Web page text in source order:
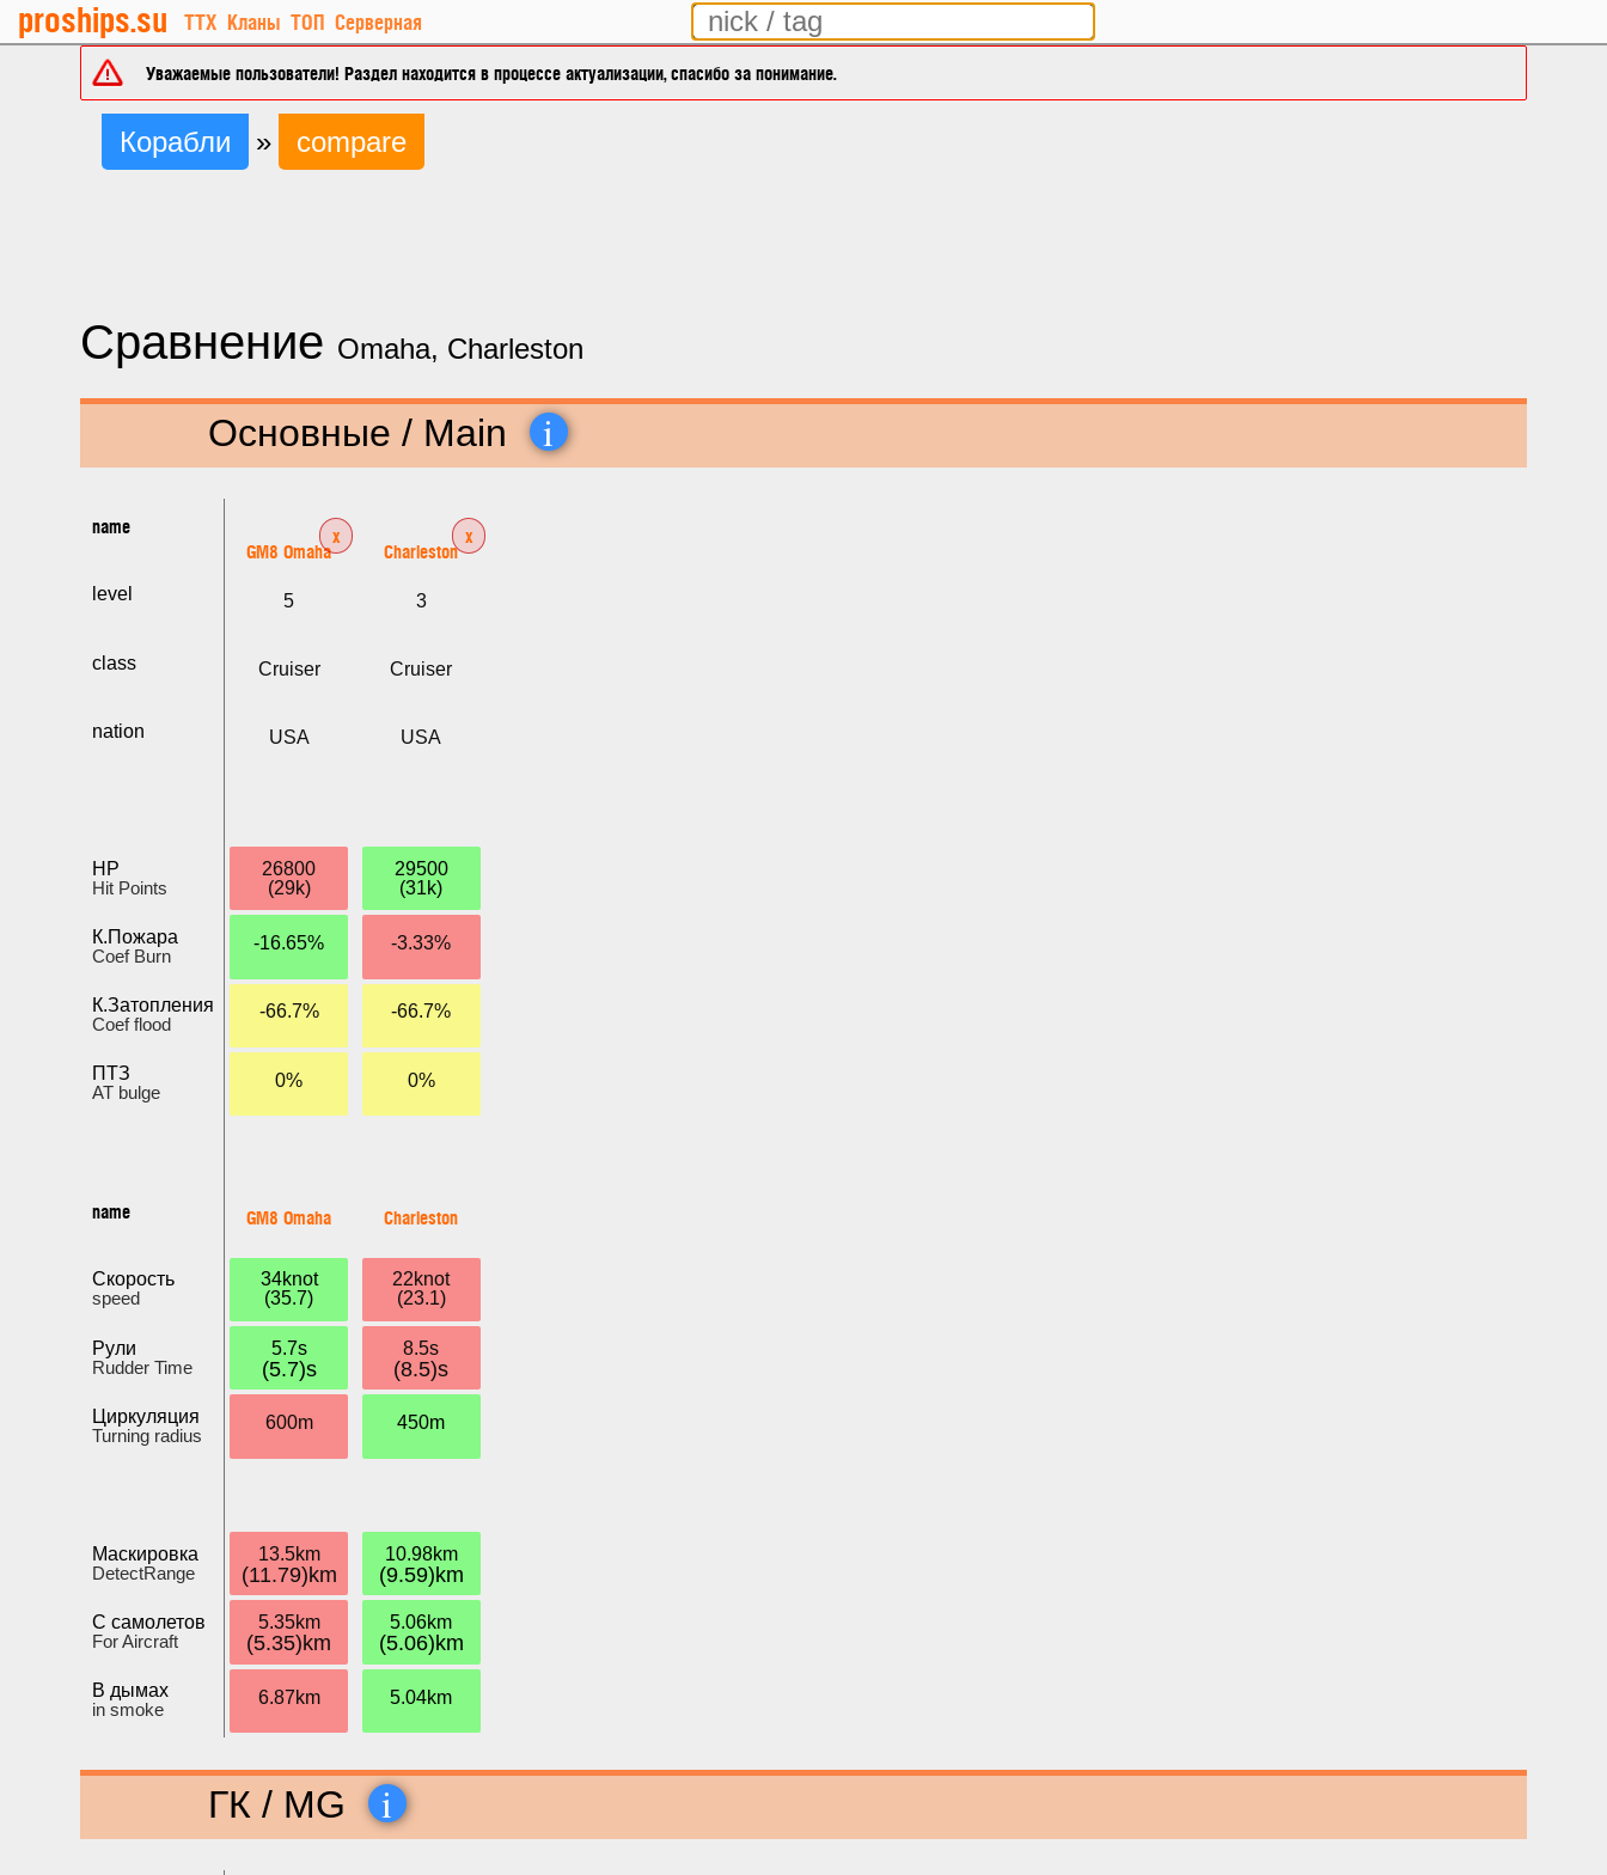
proships.su ТТХ Кланы ТОП Серверная
Уважаемые пользователи! Раздел находится в процессе актуализации, спасибо за понимание.
Корабли » compare
Сравнение Omaha, Charleston
Основные / Main i
name
level
class
nation
HP
Hit Points
К.Пожара
Coef Burn
К.Затопления
Coef flood
ПТЗ
AT bulge
name
Скорость
speed
Рули
Rudder Time
Циркуляция
Turning radius
Маскировка
DetectRange
С самолетов
For Aircraft
В дымах
in smoke
GM8 Omaha
x
5
Cruiser
USA
26800
(29k)
-16.65%
-66.7%
0%
GM8 Omaha
34knot
(35.7)
5.7s
(5.7)s
600m
13.5km
(11.79)km
5.35km
(5.35)km
6.87km
Charleston
x
3
Cruiser
USA
29500
(31k)
-3.33%
-66.7%
0%
Charleston
22knot
(23.1)
8.5s
(8.5)s
450m
10.98km
(9.59)km
5.06km
(5.06)km
5.04km
ГК / MG i